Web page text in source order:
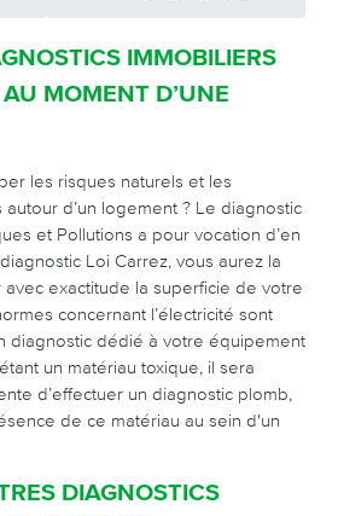
IMMOBILIERS
MOMENT D’UNE
les risques naturels et les
d’un logement ? Le diagnostic
et Pollutions a pour vocation d’en
Loi Carrez, vous aurez la
exactitude la superficie de votre
concernant l’électricité sont
diagnostic dédié à votre équipement
un matériau toxique, il sera
d’effectuer un diagnostic plomb,
de ce matériau au sein d'un
DIAGNOSTICS